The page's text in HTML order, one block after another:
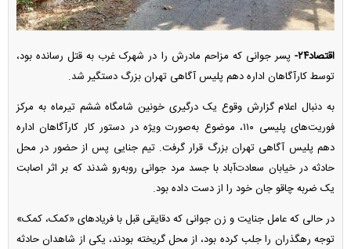
اقتصاد۲۴-
پسر جوانی که مزاحم مادرش را در شهرک غرب به قتل رسانده بود،
توسط کارآگاهان اداره دهم پلیس آگاهی تهران بزرگ دستگیر شد.
به دنبال اعلام گزارش وقوع یک درگیری خونین شامگاه ششم تیرماه به مرکز
فوریت‌های پلیسی ۱۱۰، موضوع به‌صورت ویژه در دستور کار کارآگاهان اداره
دهم پلیس آگاهی تهران بزرگ قرار گرفت. تیم جنایی پس از حضور در محل
حادثه در خیابان سعادت‌آباد با جسد مرد جوانی روبه‌رو شدند که بر اثر اصابت
یک ضربه چاقو جان خود را از دست داده بود.
در حالی که عامل جنایت و زن جوانی که دقایقی قبل با فریاد‌های «کمک، کمک»
توجه رهگذران را جلب کرده بود، از محل گریخته بودند، یکی از شاهدان حادثه